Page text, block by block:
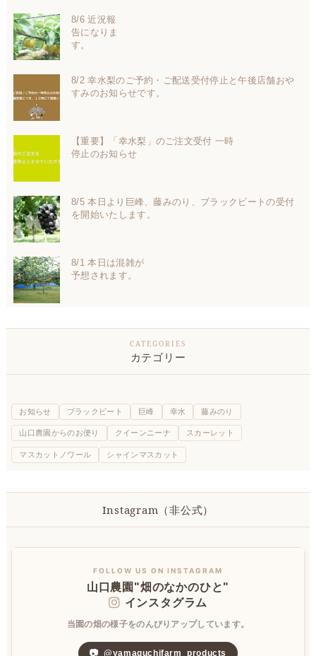
8/6 近況報
告になりま
す。
8/2 幸水梨のご予約・ご配送受付停止と午後店舗おや
すみのお知らせです。
【重要】「幸水梨」のご注文受付 一時
停止のお知らせ
8/5 本日より巨峰、藤みのり、ブラックビートの受付
を開始いたします。
8/1 本日は混雑が
予想されます。
カテゴリー
お知らせ ブラックビート 巨峰 幸水 藤みのり
山口農園からのお便り クイーンニーナ スカーレット
マスカットノワール シャインマスカット
Instagram（非公式）
FOLLOW US ON INSTAGRAM
山口農園"畑のなかのひと"
インスタグラム
当園の畑の様子をのんびりアップしています。
📷 @yamaguchifarm_products